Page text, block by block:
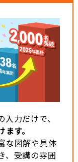
力だけで、
す。
な図解や具体
、受講の雰囲